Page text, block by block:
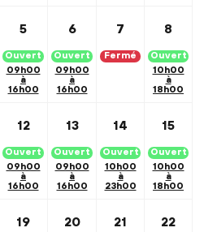
5
Ouvert
09h00
à
16h00
6
Ouvert
09h00
à
16h00
7
Fermé
8
Ouvert
10h00
à
18h00
12
Ouvert
09h00
à
16h00
13
Ouvert
09h00
à
16h00
14
Ouvert
10h00
à
23h00
15
Ouvert
10h00
à
18h00
19 20 21 22